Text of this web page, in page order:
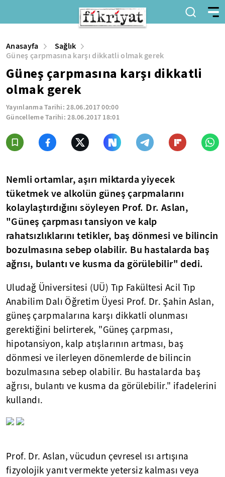
Anasayfa
Sağlık
Güneş çarpmasına karşı dikkatli olmak gerek
Güneş çarpmasına karşı dikkatli
olmak gerek
Yayınlanma Tarihi:28.06.2017 00:00
Güncelleme Tarihi:28.06.2017 18:01
Nemli ortamlar, aşırı miktarda yiyecek
tüketmek ve alkolün güneş çarpmalarını
kolaylaştırdığını söyleyen Prof. Dr. Aslan,
"Güneş çarpması tansiyon ve kalp
rahatsızlıklarını tetikler, baş dönmesi ve bilincin
bozulmasına sebep olabilir. Bu hastalarda baş
ağrısı, bulantı ve kusma da görülebilir" dedi.
Uludağ Üniversitesi (UÜ) Tıp Fakültesi Acil Tıp
Anabilim Dalı Öğretim Üyesi Prof. Dr. Şahin Aslan,
güneş çarpmalarına karşı dikkatli olunması
gerektiğini belirterek, "Güneş çarpması,
hipotansiyon, kalp atışlarının artması, baş
dönmesi ve ilerleyen dönemlerde de bilincin
bozulmasına sebep olabilir. Bu hastalarda baş
ağrısı, bulantı ve kusma da görülebilir." ifadelerini
kullandı.
Prof. Dr. Aslan, vücudun çevresel ısı artışına
fizyolojik yanıt vermekte yetersiz kalması veya